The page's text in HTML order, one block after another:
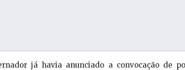
já havia anunciado a convocação de